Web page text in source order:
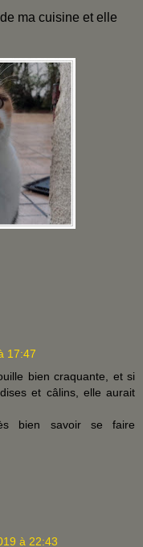
ma cuisine et elle
17:47
bien craquante, et si
et câlins, elle aurait
bien savoir se faire
à 22:43